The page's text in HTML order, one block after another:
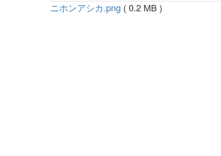
ニホンアシカ.png ( 0.2 MB )